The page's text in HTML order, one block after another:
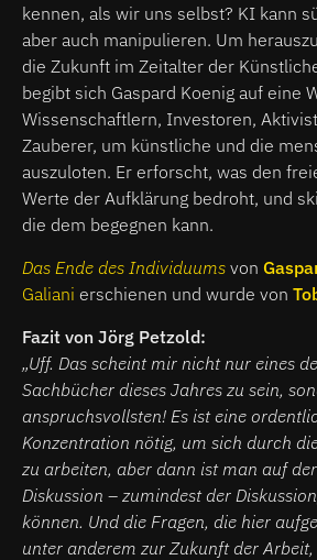
kennen, als wir uns selbst? KI kann
aber auch manipulieren. Um
die Zukunft im Zeitalter der
begibt sich Gaspard Koenig auf eine
Wissenschaftlern, Investoren,
Zauberer, um künstliche und die
auszuloten. Er erforscht, was den
Werte der Aufklärung bedroht, und
die dem begegnen kann.
Das Ende des Individuums von
Galiani erschienen und wurde von
Fazit von Jörg Petzold:
„Uff. Das scheint mir nicht nur eines
Sachbücher dieses Jahres zu sein,
anspruchsvollsten! Es ist eine
Konzentration nötig, um sich durch
zu arbeiten, aber dann ist man auf
Diskussion – zumindest der
können. Und die Fragen, die hier
unter anderem zur Zukunft der